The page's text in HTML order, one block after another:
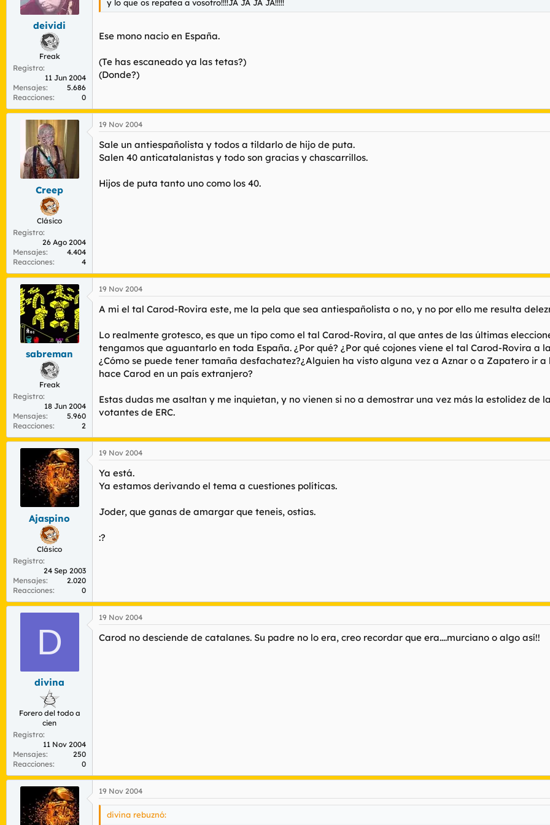
deividi
Freak
Registro
11 Jun 2004
Mensajes
5.686
Reacciones
0
y lo que os repatea a vosotro!!!!JA JA JA JA!!!!!
Ese mono nacio en España.
(Te has escaneado ya las tetas?)
(Donde?)
Creep
Clásico
Registro
26 Ago 2004
Mensajes
4.404
Reacciones
4
19 Nov 2004
Sale un antiespañolista y todos a tildarlo de hijo de puta.
Salen 40 anticatalanistas y todo son gracias y chascarrillos.
Hijos de puta tanto uno como los 40.
sabreman
Freak
Registro
18 Jun 2004
Mensajes
5.960
Reacciones
2
19 Nov 2004
A mi el tal Carod-Rovira este, me la pela que sea antiespañolista o no, y no por ello me resulta
Lo realmente grotesco, es que un tipo como el tal Carod-Rovira, al que antes de las últimas
tengamos que aguantarlo en toda España. ¿Por qué? ¿Por qué cojones viene el tal Carod-Rovira a
¿Cómo se puede tener tamaña desfachatez?¿Alguien ha visto alguna vez a Aznar o a Zapatero ir
hace Carod en un país extranjero?
Estas dudas me asaltan y me inquietan, y no vienen si no a demostrar una vez más la estolidez de
votantes de ERC.
Ajaspino
Clásico
Registro
24 Sep 2003
Mensajes
2.020
Reacciones
0
19 Nov 2004
Ya está.
Ya estamos derivando el tema a cuestiones políticas.
Joder, que ganas de amargar que teneis, ostias.
:?
D
divina
Forero del todo a
cien
Registro
11 Nov 2004
Mensajes
250
Reacciones
0
19 Nov 2004
Carod no desciende de catalanes. Su padre no lo era, creo recordar que era....murciano o algo así!!
19 Nov 2004
divina rebuznó: